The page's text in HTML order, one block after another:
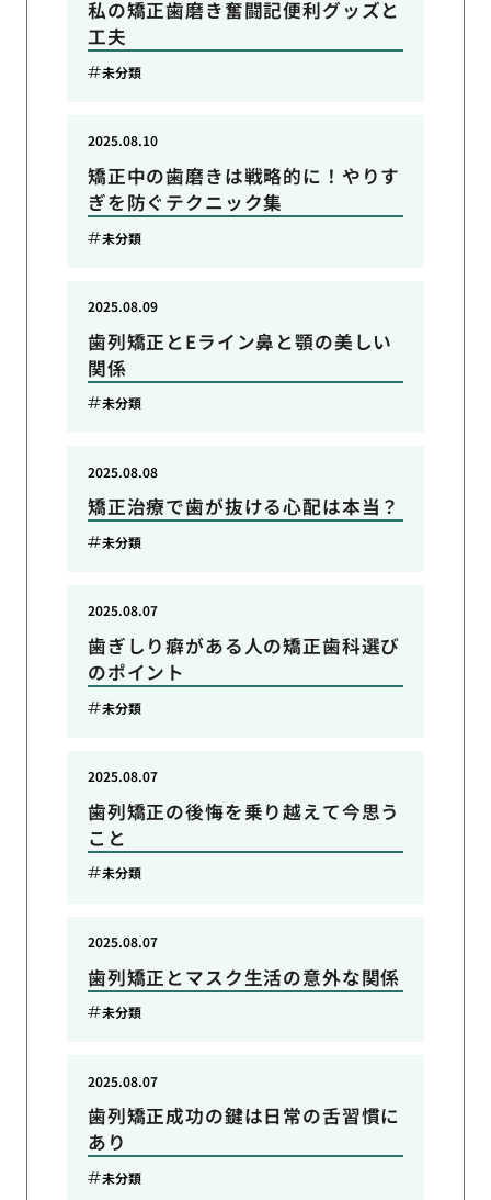
私の矯正歯磨き奮闘記便利グッズと
工夫
未分類
矯正中の歯磨きは戦略的に！やりす
ぎを防ぐテクニック集
2025.08.10
未分類
歯列矯正とEライン鼻と顎の美しい
関係
2025.08.09
未分類
矯正治療で歯が抜ける心配は本当？
2025.08.08
未分類
歯ぎしり癖がある人の矯正歯科選び
のポイント
2025.08.07
未分類
歯列矯正の後悔を乗り越えて今思う
こと
2025.08.07
未分類
歯列矯正とマスク生活の意外な関係
2025.08.07
未分類
歯列矯正成功の鍵は日常の舌習慣に
あり
2025.08.07
未分類